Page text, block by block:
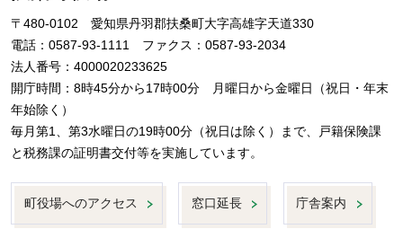
〒480-0102 愛知県丹羽郡扶桑町大字高雄字天道330
電話：0587-93-1111 ファクス：0587-93-2034
法人番号：4000020233625
開庁時間：8時45分から17時00分 月曜日から金曜日（祝日・年末
年始除く）
毎月第1、第3水曜日の19時00分（祝日は除く）まで、戸籍保険課
と税務課の証明書交付等を実施しています。
町役場へのアクセス 窓口延長 庁舎案内